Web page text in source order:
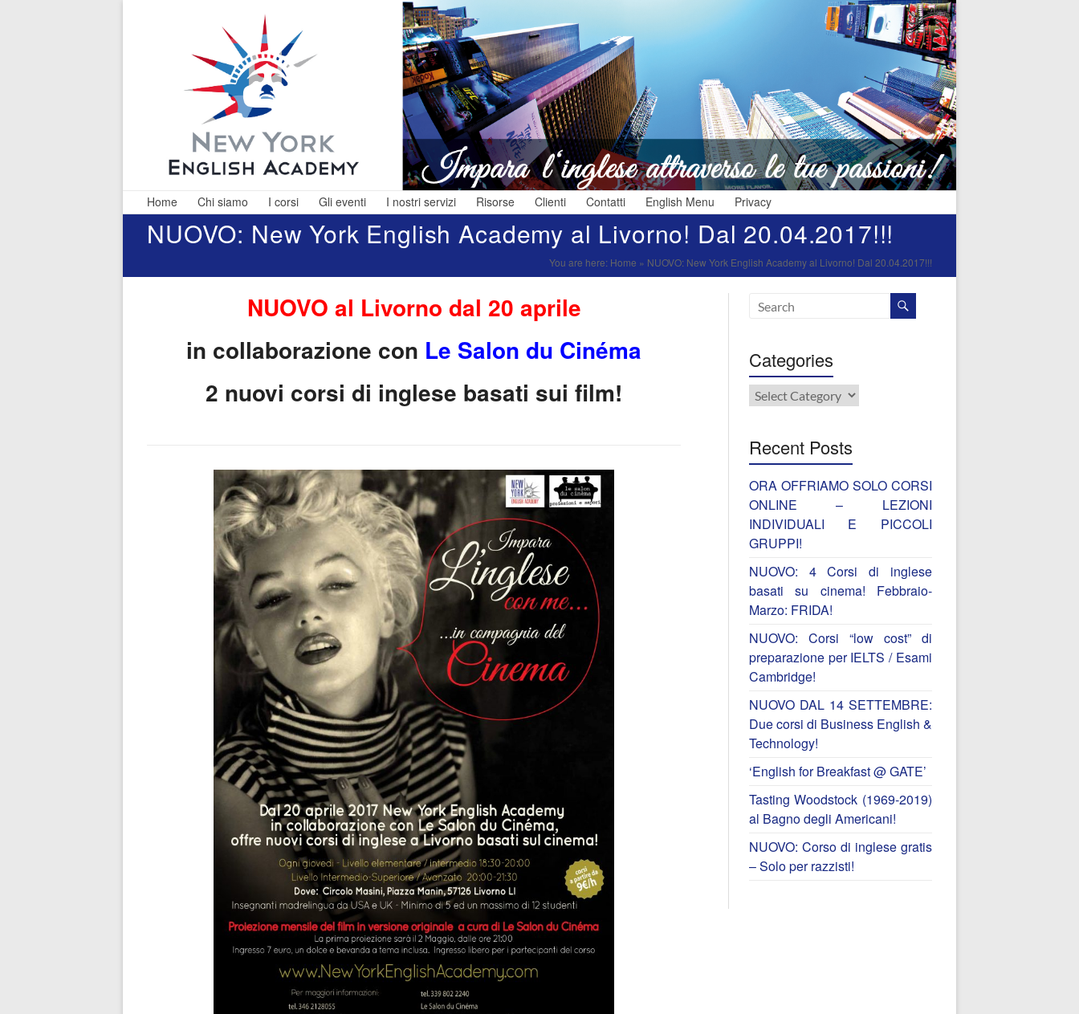
NEW
YORK
ENGLISH
ACADEMY
– Corsi di
Pisa,
Lucca,
Livorno…
Corsi di
Lucca e
Livorno,
Insegnante
Madrelingua
Home Chi siamo I corsi Gli eventi I nostri servizi Risorse Clienti Contatti English Menu Privacy
NUOVO: New York English Academy al Livorno! Dal 20.04.2017!!!
You are here: Home » NUOVO: New York English Academy al Livorno! Dal 20.04.2017!!!
NUOVO al Livorno dal 20 aprile
in collaborazione con Le Salon du Cinéma
2 nuovi corsi di inglese basati sui film!
Categories
Categories
Recent Posts
ORA OFFRIAMO SOLO CORSI
ONLINE – LEZIONI
INDIVIDUALI E PICCOLI
GRUPPI!
NUOVO: 4 Corsi di inglese
basati su cinema! Febbraio-
Marzo: FRIDA!
NUOVO: Corsi “low cost” di
preparazione per IELTS / Esami
Cambridge!
NUOVO DAL 14 SETTEMBRE:
Due corsi di Business English &
Technology!
‘English for Breakfast @ GATE’
Tasting Woodstock (1969-2019)
al Bagno degli Americani!
NUOVO: Corso di inglese gratis
– Solo per razzisti!